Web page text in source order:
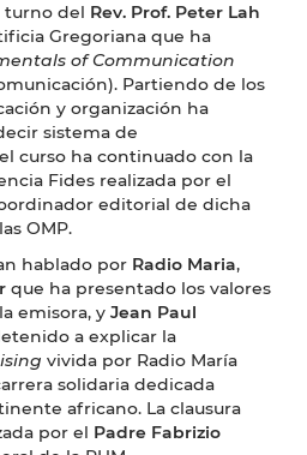
turno del Rev. Prof. Peter Lah
Gregoriana que ha
of Communication
Partiendo de los
y organización ha
sistema de
curso ha continuado con la
Fides realizada por el
editorial de dicha
OMP.
hablado por Radio Maria,
que ha presentado los valores
emisora, y Jean Paul
a explicar la
vivida por Radio María
solidaria dedicada
africano. La clausura
por el Padre Fabrizio